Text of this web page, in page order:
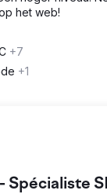
het web!
+7
+1
Spécialiste